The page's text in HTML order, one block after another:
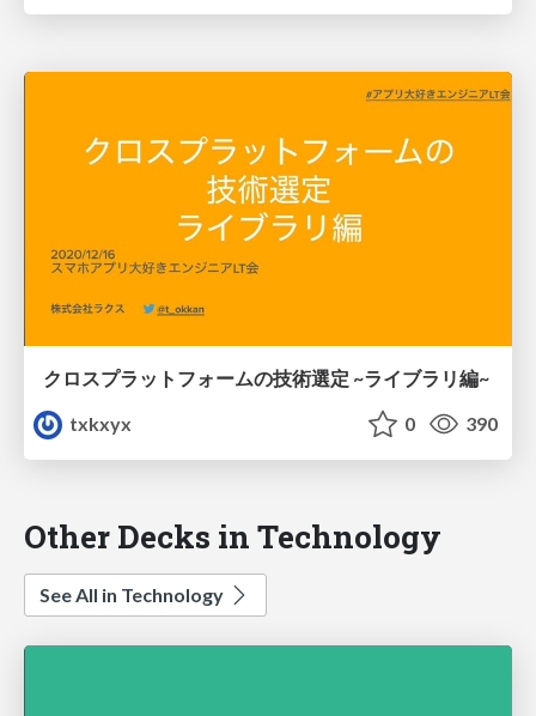
クロスプラットフォームの技術選定 ~ライブラリ編~
txkxyx
0 390
Other Decks in Technology
See All in Technology